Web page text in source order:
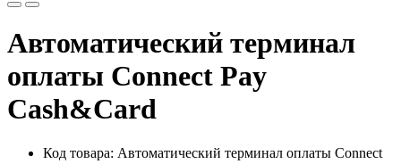
Автоматический терминал
оплаты Connect Pay
Cash&Card
Код товара: Автоматический терминал оплаты Connect